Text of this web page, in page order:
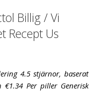
Billig / Vi
Recept Us
4.5 stjärnor, baserat
Per piller Generisk